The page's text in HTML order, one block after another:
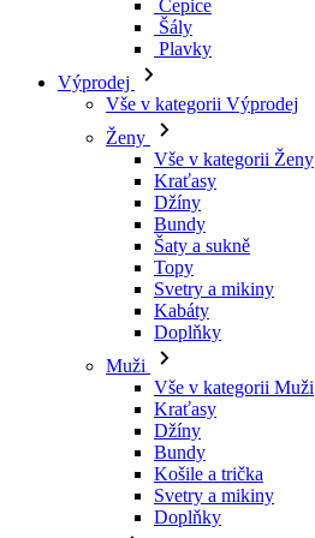
Čepice
Šály
Plavky
Výprodej
Vše v kategorii Výprodej
Ženy
Vše v kategorii Ženy
Kraťasy
Džíny
Bundy
Šaty a sukně
Topy
Svetry a mikiny
Kabáty
Doplňky
Muži
Vše v kategorii Muži
Kraťasy
Džíny
Bundy
Košile a trička
Svetry a mikiny
Doplňky